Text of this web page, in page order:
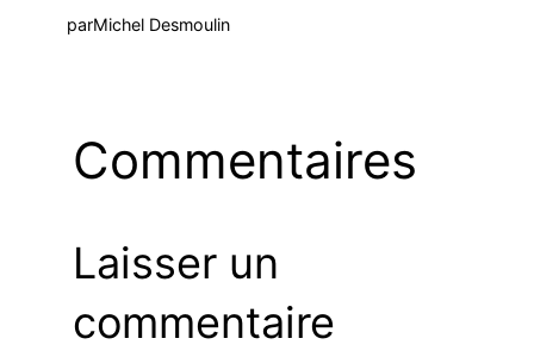
parMichel Desmoulin
Commentaires
Laisser un
commentaire